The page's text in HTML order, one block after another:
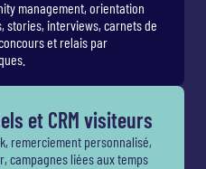
management, orientation
stories, interviews, carnets de
et relais par
et CRM visiteurs
remerciement personnalisé,
campagnes liées aux temps